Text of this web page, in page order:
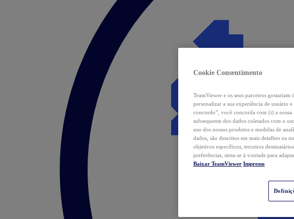
Cookie Consentimento
TeamViewer e os seus parceiros
personalizar a sua experiência de usuário
concordo”, você concorda com (i) a
subsequente dos dados coletados com o
uso dos nossos produtos e medidas de
dados, são descritos em mais detalhes na
objetivos específicos, terceiros
preferências, sinta-se à vontade para
Baixar TeamViewer Impresso